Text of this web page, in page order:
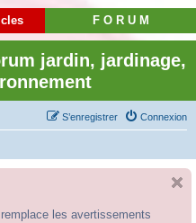
F O R U M
jardin, jardinage,
Connexion
S’enregistrer
les avertissements